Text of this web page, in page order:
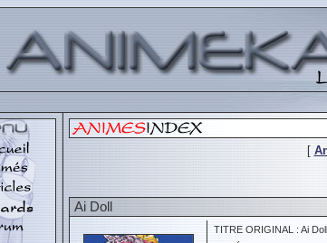
[
Ai Doll
TITRE ORIGINAL : Ai Doll